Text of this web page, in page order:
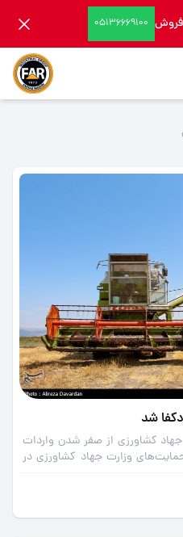
فروش 05136669100
شد
کشاورزی از صفر شدن واردات
وزارت جهاد کشاورزی در